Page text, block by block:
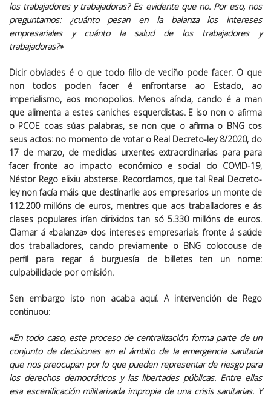
los trabajadores y trabajadoras? Es evidente que no. Por eso, nos
preguntamos: ¿cuánto pesan en la balanza los intereses
empresariales y cuánto la salud de los trabajadores y
trabajadoras?»
Dicir obviades é o que todo fillo de veciño pode facer. O que
non todos poden facer é enfrontarse ao Estado, ao
imperialismo, aos monopolios. Menos aínda, cando é a man
que alimenta a estes caniches esquerdistas. E iso non o afirma
o PCOE coas súas palabras, se non que o afirma o BNG cos
seus actos: no momento de votar o Real Decreto-ley 8/2020, do
17 de marzo, de medidas urxentes extraordinarias para para
facer fronte ao impacto económico e social do COVID-19,
Néstor Rego elixiu absterse. Recordamos, que tal Real Decreto-
ley non facía máis que destinarlle aos empresarios un monte de
112.200 millóns de euros, mentres que aos traballadores e ás
clases populares irían dirixidos tan só 5.330 millóns de euros.
Clamar á «balanza» dos intereses empresariais fronte á saúde
dos traballadores, cando previamente o BNG colocouse de
perfil para regar á burguesía de billetes ten un nome:
culpabilidade por omisión.
Sen embargo isto non acaba aquí. A intervención de Rego
continuou:
«En todo caso, este proceso de centralización forma parte de un
conjunto de decisiones en el ámbito de la emergencia sanitaria
que nos preocupan por lo que pueden representar de riesgo para
los derechos democráticos y las libertades públicas. Entre ellas
esa escenificación militarizada impropia de una crisis sanitarias. Y